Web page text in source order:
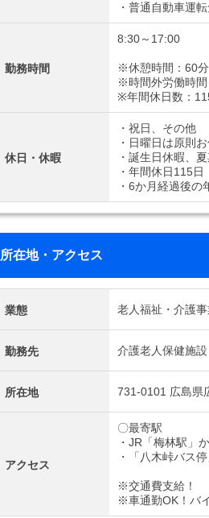
・普通自動車運
勤務時間
8:30～17:00
※休憩時間：60分
※時間外労働時間
※年間休日数：
休日・休暇
・祝日、その他
・日曜日は原則
・誕生日休暇、
・年間休日115日
・6か月経過後の
所在地・アクセス
業態 老人福祉・介護
勤務先 介護老人保健施
所在地 731-0101 広島県
アクセス
〇最寄駅
・JR「梅林駅」
・「八木峠バス
※交通費支給！
※車通勤OK！バ